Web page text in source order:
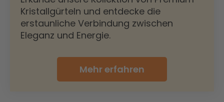
Kristallgürteln und entdecke die
erstaunliche Verbindung zwischen
Eleganz und Energie.
Mehr erfahren